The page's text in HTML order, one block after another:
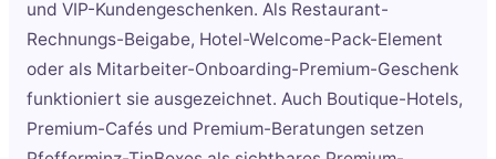
und VIP-Kundengeschenken. Als Restaurant-
Rechnungs-Beigabe, Hotel-Welcome-Pack-Element
oder als Mitarbeiter-Onboarding-Premium-Geschenk
funktioniert sie ausgezeichnet. Auch Boutique-Hotels,
Premium-Cafés und Premium-Beratungen setzen